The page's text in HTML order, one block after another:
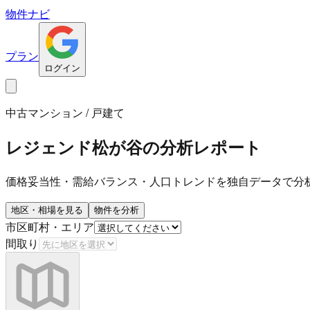
物件ナビ
プラン
ログイン
中古マンション / 戸建て
レジェンド松が谷の分析レポート
価格妥当性・需給バランス・人口トレンドを独自データで分
地区・相場を見る 物件を分析
市区町村・エリア
間取り